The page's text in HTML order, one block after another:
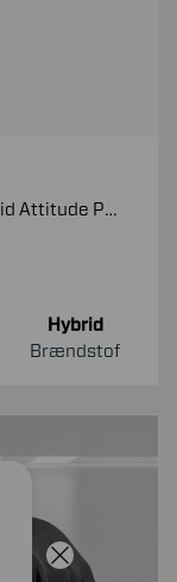
Sportback 1,4 45 TFSI e Plugin-hybrid Attitude Plus S Tronic 245HK 5d 6g Aut.
Hybrid
Brændstof